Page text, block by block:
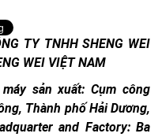
TY TNHH SHENG WEI
WEI VIỆT NAM
sản xuất: Cụm công
Thành phố Hải Dương,
and Factory: Ba